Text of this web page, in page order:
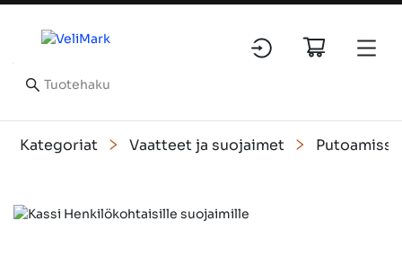
Kategoriat Vaatteet ja suojaimet
Slide 1 of 1